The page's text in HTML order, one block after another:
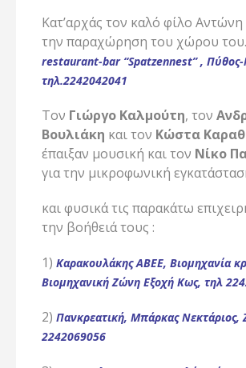
Κατ’αρχάς τον καλό φίλο
την παραχώρηση του χώρου του.
restaurant-bar “Spatzennest” ,
τηλ.2242042041
Τον Γιώργο Καλμούτη, τον
Βουλιάκη και τον Κώστα
έπαιξαν μουσική και τον Νίκο
για την μικροφωνική
και φυσικά τις παρακάτω
την βοήθειά τους :
1) Καρακουλάκης ΑΒΕΕ, Βιομηχανία
Βιομηχανική Ζώνη Εξοχή Κως, τηλ
2) Πανκρεατική, Μπάρκας Νεκτάριος,
2242069056